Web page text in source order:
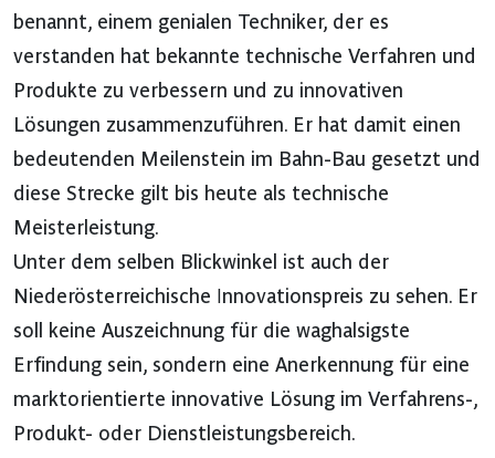
benannt, einem genialen Techniker, der es
verstanden hat bekannte technische Verfahren und
Produkte zu verbessern und zu innovativen
Lösungen zusammenzuführen. Er hat damit einen
bedeutenden Meilenstein im Bahn-Bau gesetzt und
diese Strecke gilt bis heute als technische
Meisterleistung.
Unter dem selben Blickwinkel ist auch der
Niederösterreichische Innovationspreis zu sehen. Er
soll keine Auszeichnung für die waghalsigste
Erfindung sein, sondern eine Anerkennung für eine
marktorientierte innovative Lösung im Verfahrens-,
Produkt- oder Dienstleistungsbereich.